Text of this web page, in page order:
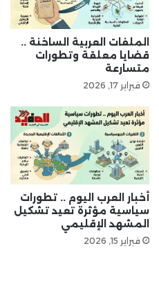
الملفات العربية الساخنة ..
قضايا معلقة وتطورات
متسارعة
فبراير 17, 2026
أخبار العرب اليوم .. تطورات
سياسية مؤثرة تعيد تشكيل
المشهد الإقليمي
فبراير 15, 2026